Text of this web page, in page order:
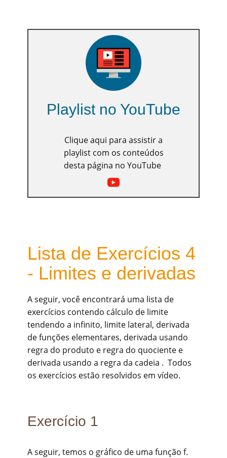
Playlist no YouTube
Clique aqui para assistir a
playlist com os conteúdos
desta página no YouTube
Lista de Exercícios 4
- Limites e derivadas
A seguir, você encontrará uma lista de
exercícios contendo cálculo de limite
tendendo a infinito, limite lateral, derivada
de funções elementares, derivada usando
regra do produto e regra do quociente e
derivada usando a regra da cadeia . Todos
os exercícios estão resolvidos em vídeo.
Exercício 1
A seguir, temos o gráfico de uma função f.